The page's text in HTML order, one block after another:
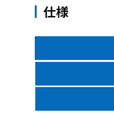
仕様